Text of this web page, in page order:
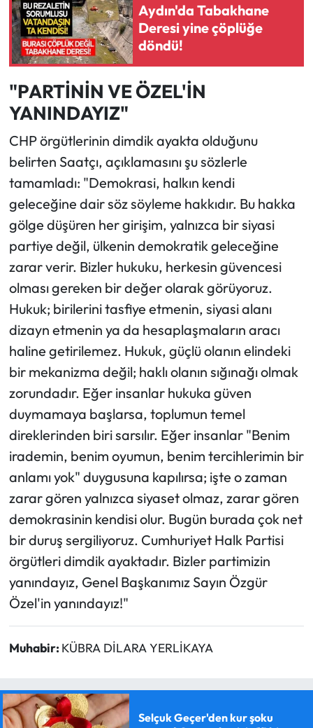
Aydın'da Tabakhane
Deresi yine çöplüğe
döndü!
"PARTİNİN VE ÖZEL'İN
YANINDAYIZ"
CHP örgütlerinin dimdik ayakta olduğunu
belirten Saatçı, açıklamasını şu sözlerle
tamamladı: "Demokrasi, halkın kendi
geleceğine dair söz söyleme hakkıdır. Bu hakka
gölge düşüren her girişim, yalnızca bir siyasi
partiye değil, ülkenin demokratik geleceğine
zarar verir. Bizler hukuku, herkesin güvencesi
olması gereken bir değer olarak görüyoruz. ​
Hukuk; birilerini tasfiye etmenin, siyasi alanı
dizayn etmenin ya da hesaplaşmaların aracı
haline getirilemez. Hukuk, güçlü olanın elindeki
bir mekanizma değil; haklı olanın sığınağı olmak
zorundadır. Eğer insanlar hukuka güven
duymamaya başlarsa, toplumun temel
direklerinden biri sarsılır. Eğer insanlar "Benim
irademin, benim oyumun, benim tercihlerimin bir
anlamı yok" duygusuna kapılırsa; işte o zaman
zarar gören yalnızca siyaset olmaz, zarar gören
demokrasinin kendisi olur. ​Bugün burada çok net
bir duruş sergiliyoruz. Cumhuriyet Halk Partisi
örgütleri dimdik ayaktadır. Bizler partimizin
yanındayız, Genel Başkanımız Sayın Özgür
Özel'in yanındayız!"
Muhabir: KÜBRA DİLARA YERLİKAYA
Selçuk Geçer'den kur şoku